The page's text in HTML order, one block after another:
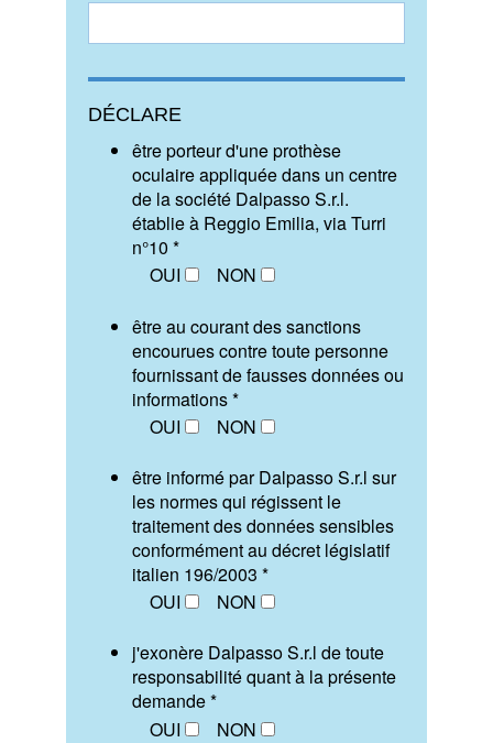
DÉCLARE
être porteur d'une prothèse
oculaire appliquée dans un centre
de la société Dalpasso S.r.l.
établie à Reggio Emilia, via Turri
n°10 *
OUI
NON
être au courant des sanctions
encourues contre toute personne
fournissant de fausses données ou
informations *
OUI
NON
être informé par Dalpasso S.r.l sur
les normes qui régissent le
traitement des données sensibles
conformément au décret législatif
italien 196/2003 *
OUI
NON
j'exonère Dalpasso S.r.l de toute
responsabilité quant à la présente
demande *
OUI
NON